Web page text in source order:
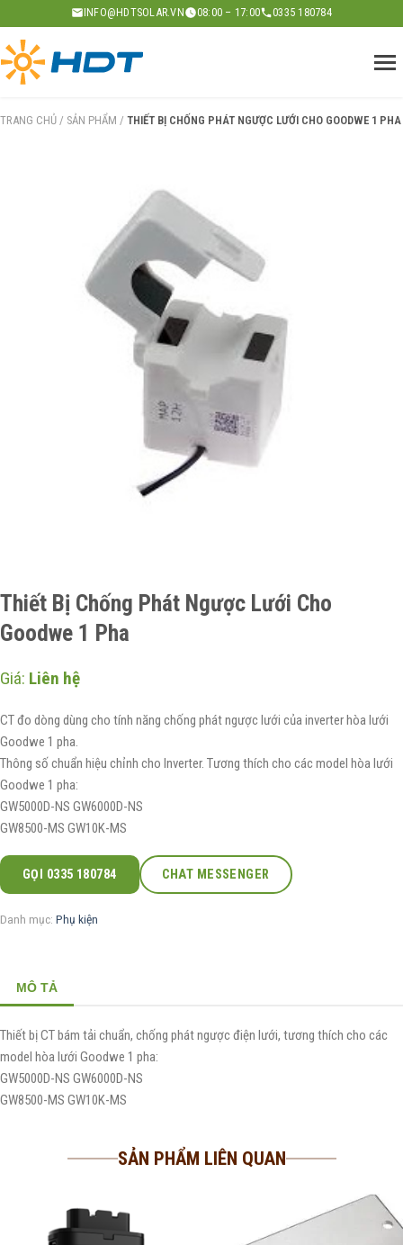
to
content
INFO@HDTSOLAR.VN 08:00 – 17:00 0335 180784
TRANG CHỦ / SẢN PHẨM / THIẾT BỊ CHỐNG PHÁT NGƯỢC LƯỚI CHO GOODWE 1 PHA
Thiết Bị Chống Phát Ngược Lưới Cho
Goodwe 1 Pha
Giá: Liên hệ
CT đo dòng dùng cho tính năng chống phát ngược lưới của inverter hòa lưới
Goodwe 1 pha.
Thông số chuẩn hiệu chỉnh cho Inverter. Tương thích cho các model hòa lưới
Goodwe 1 pha:
GW5000D-NS GW6000D-NS
GW8500-MS GW10K-MS
GỌI 0335 180784 CHAT MESSENGER
Danh mục: Phụ kiện
MÔ TẢ
Thiết bị CT bám tải chuẩn, chống phát ngược điện lưới, tương thích cho các
model hòa lưới Goodwe 1 pha:
GW5000D-NS GW6000D-NS
GW8500-MS GW10K-MS
SẢN PHẨM LIÊN QUAN